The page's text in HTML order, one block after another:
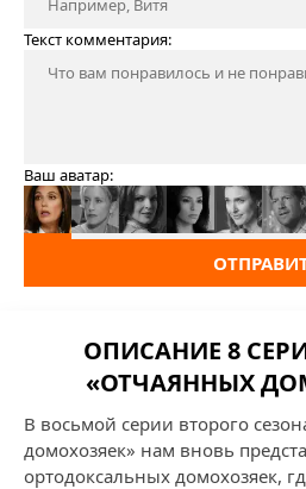
Текст комментария:
Ваш аватар:
ОПИСАНИЕ 8
«ОТЧАЯННЫХ
В восьмой серии второго
домохозяек» нам вновь
ортодоксальных домохозяек,